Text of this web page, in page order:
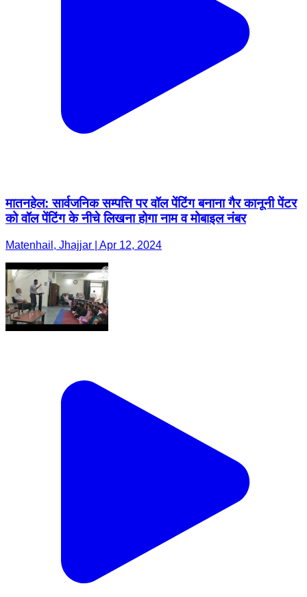
मातनहेल: सार्वजनिक सम्पत्ति पर वॉल पेंटिंग बनाना गैर कानूनी पेंटर
को वॉल पेंटिंग के नीचे लिखना होगा नाम व मोबाइल नंबर
Matenhail, Jhajjar | Apr 12, 2024